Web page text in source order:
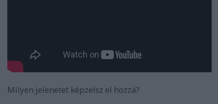
Milyen jelenetet képzelsz el hozzá?